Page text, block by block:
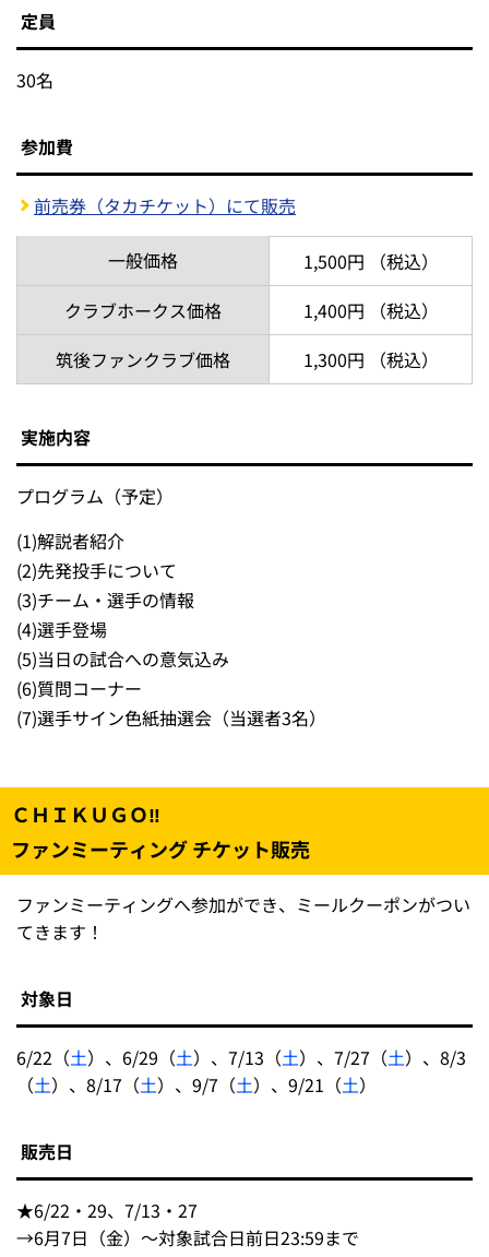
定員
30名
参加費
前売券（タカチケット）にて販売
一般価格
1,500円 （税込）
クラブホークス価格
1,400円 （税込）
筑後ファンクラブ価格
1,300円 （税込）
実施内容
プログラム（予定）
(1)解説者紹介
(2)先発投手について
(3)チーム・選手の情報
(4)選手登場
(5)当日の試合への意気込み
(6)質問コーナー
(7)選手サイン色紙抽選会（当選者3名）
ＣＨＩＫＵＧＯ‼
ファンミーティング チケット販売
ファンミーティングへ参加ができ、ミールクーポンがつい
てきます！
対象日
6/22（土）、6/29（土）、7/13（土）、7/27（土）、8/3
（土）、8/17（土）、9/7（土）、9/21（土）
販売日
★6/22・29、7/13・27
→6月7日（金）～対象試合日前日23:59まで